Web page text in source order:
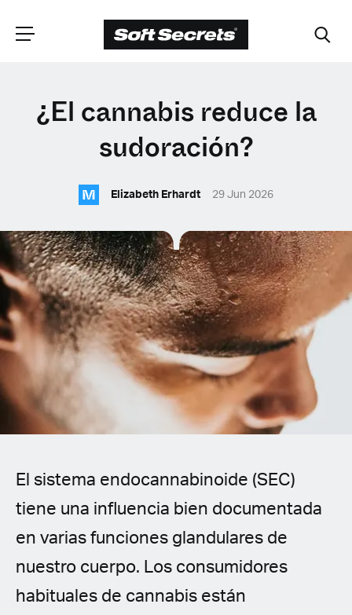
ELIGE TU
UBICACIÓN
English (United Kingdom)
English (United States)
Spanish (Spain)
Spanish (Latin America)
German
French
Italian
Polish
¿El cannabis reduce la
sudoración?
M Elizabeth Erhardt 29 Jun 2026
El sistema endocannabinoide (SEC)
tiene una influencia bien documentada
en varias funciones glandulares de
nuestro cuerpo. Los consumidores
habituales de cannabis están